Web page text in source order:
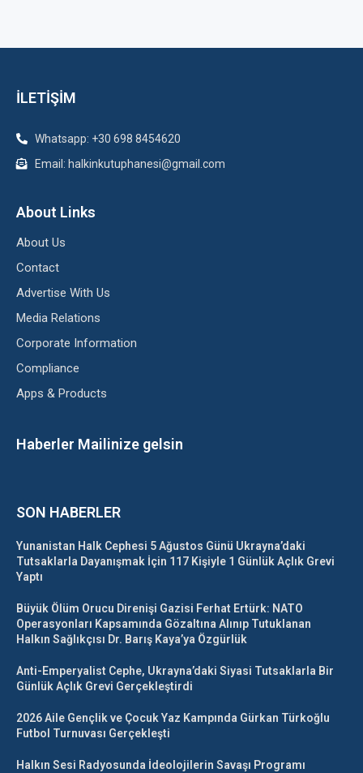
İLETİŞİM
Whatsapp: +30 698 8454620
Email: halkinkutuphanesi@gmail.com
About Links
About Us
Contact
Advertise With Us
Media Relations
Corporate Information
Compliance
Apps & Products
Haberler Mailinize gelsin
SON HABERLER
Yunanistan Halk Cephesi 5 Ağustos Günü Ukrayna’daki
Tutsaklarla Dayanışmak İçin 117 Kişiyle 1 Günlük Açlık Grevi
Yaptı
Büyük Ölüm Orucu Direnişi Gazisi Ferhat Ertürk: NATO
Operasyonları Kapsamında Gözaltına Alınıp Tutuklanan
Halkın Sağlıkçısı Dr. Barış Kaya’ya Özgürlük
Anti-Emperyalist Cephe, Ukrayna’daki Siyasi Tutsaklarla Bir
Günlük Açlık Grevi Gerçekleştirdi
2026 Aile Gençlik ve Çocuk Yaz Kampında Gürkan Türkoğlu
Futbol Turnuvası Gerçekleşti
Halkın Sesi Radyosunda İdeolojilerin Savaşı Programı